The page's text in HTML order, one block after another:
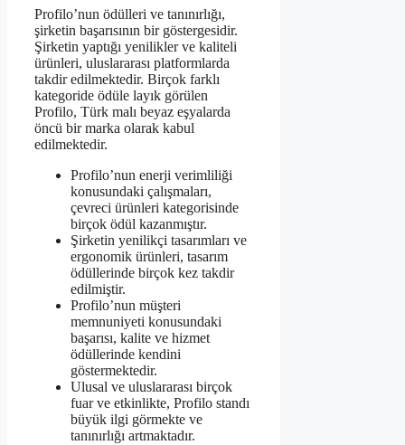
Profilo’nun ödülleri ve tanınırlığı,
şirketin başarısının bir göstergesidir.
Şirketin yaptığı yenilikler ve kaliteli
ürünleri, uluslararası platformlarda
takdir edilmektedir. Birçok farklı
kategoride ödüle layık görülen
Profilo, Türk malı beyaz eşyalarda
öncü bir marka olarak kabul
edilmektedir.
Profilo’nun enerji verimliliği
konusundaki çalışmaları,
çevreci ürünleri kategorisinde
birçok ödül kazanmıştır.
Şirketin yenilikçi tasarımları ve
ergonomik ürünleri, tasarım
ödüllerinde birçok kez takdir
edilmiştir.
Profilo’nun müşteri
memnuniyeti konusundaki
başarısı, kalite ve hizmet
ödüllerinde kendini
göstermektedir.
Ulusal ve uluslararası birçok
fuar ve etkinlikte, Profilo standı
büyük ilgi görmekte ve
tanınırlığı artmaktadır.